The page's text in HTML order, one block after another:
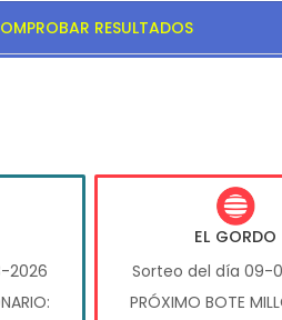
RESULTADOS
2026
EL GORDO
Sorteo del día 09-
PRÓXIMO BOTE